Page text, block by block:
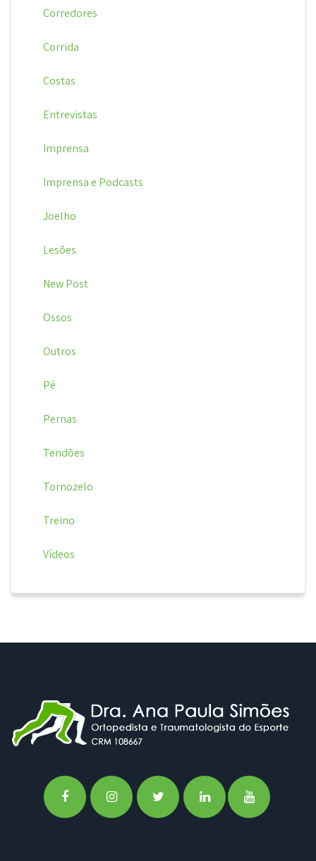
Corredores
Corrida
Costas
Entrevistas
Imprensa
Imprensa e Podcasts
Joelho
Lesões
New Post
Ossos
Outros
Pé
Pernas
Tendões
Tornozelo
Treino
Vídeos